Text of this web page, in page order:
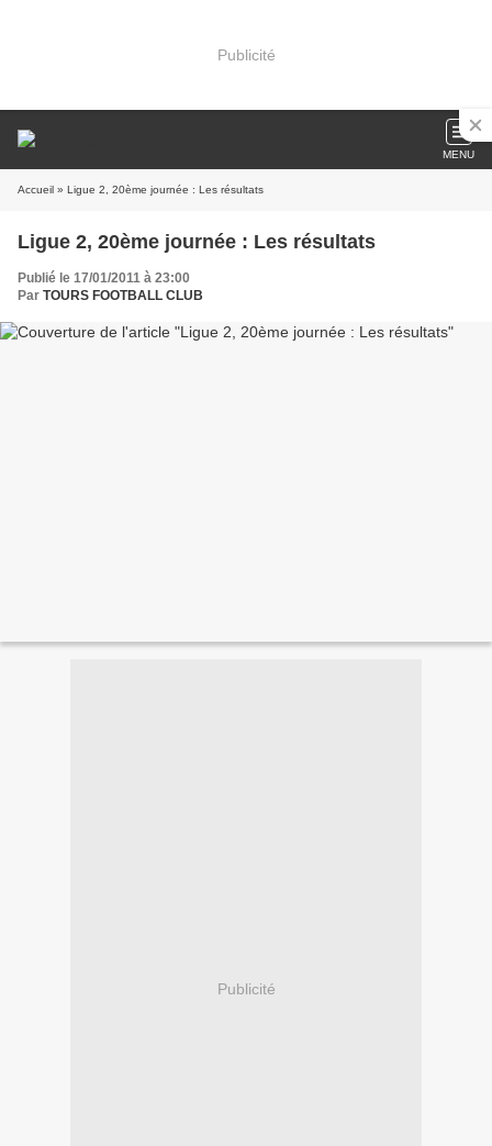
Publicité
MENU
Accueil » Ligue 2, 20ème journée : Les résultats
Ligue 2, 20ème journée : Les résultats
Publié le 17/01/2011 à 23:00
Par TOURS FOOTBALL CLUB
Publicité